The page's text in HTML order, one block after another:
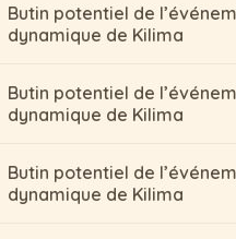
Butin potentiel de
dynamique de Kilima
Butin potentiel de
dynamique de Kilima
Butin potentiel de
dynamique de Kilima